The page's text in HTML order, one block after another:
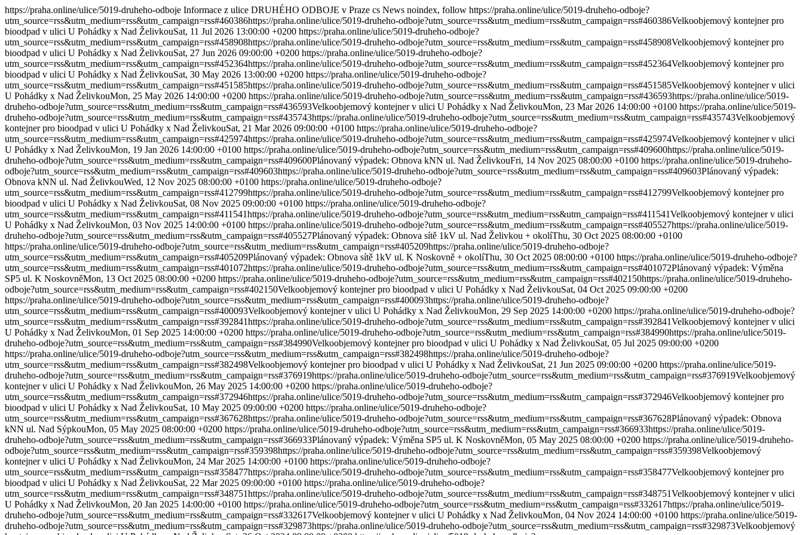
https://praha.online/ulice/5019-druheho-odboje Informace z ulice DRUHÉHO ODBOJE v Praze cs News noindex, follow https://praha.online/ulice/5019-druheho-odboje?
utm_source=rss&utm_medium=rss&utm_campaign=rss#460386https://praha.online/ulice/5019-druheho-odboje?utm_source=rss&utm_medium=rss&utm_campaign=rss#460386Velkoobjemový kontejner pro
bioodpad v ulici U Pohádky x Nad ŽelivkouSat, 11 Jul 2026 13:00:00 +0200 https://praha.online/ulice/5019-druheho-odboje?
utm_source=rss&utm_medium=rss&utm_campaign=rss#458908https://praha.online/ulice/5019-druheho-odboje?utm_source=rss&utm_medium=rss&utm_campaign=rss#458908Velkoobjemový kontejner pro
bioodpad v ulici U Pohádky x Nad ŽelivkouSat, 27 Jun 2026 09:00:00 +0200 https://praha.online/ulice/5019-druheho-odboje?
utm_source=rss&utm_medium=rss&utm_campaign=rss#452364https://praha.online/ulice/5019-druheho-odboje?utm_source=rss&utm_medium=rss&utm_campaign=rss#452364Velkoobjemový kontejner pro
bioodpad v ulici U Pohádky x Nad ŽelivkouSat, 30 May 2026 13:00:00 +0200 https://praha.online/ulice/5019-druheho-odboje?
utm_source=rss&utm_medium=rss&utm_campaign=rss#451585https://praha.online/ulice/5019-druheho-odboje?utm_source=rss&utm_medium=rss&utm_campaign=rss#451585Velkoobjemový kontejner v ulici
U Pohádky x Nad ŽelivkouMon, 25 May 2026 14:00:00 +0200 https://praha.online/ulice/5019-druheho-odboje?utm_source=rss&utm_medium=rss&utm_campaign=rss#436593https://praha.online/ulice/5019-
druheho-odboje?utm_source=rss&utm_medium=rss&utm_campaign=rss#436593Velkoobjemový kontejner v ulici U Pohádky x Nad ŽelivkouMon, 23 Mar 2026 14:00:00 +0100 https://praha.online/ulice/5019-
druheho-odboje?utm_source=rss&utm_medium=rss&utm_campaign=rss#435743https://praha.online/ulice/5019-druheho-odboje?utm_source=rss&utm_medium=rss&utm_campaign=rss#435743Velkoobjemový
kontejner pro bioodpad v ulici U Pohádky x Nad ŽelivkouSat, 21 Mar 2026 09:00:00 +0100 https://praha.online/ulice/5019-druheho-odboje?
utm_source=rss&utm_medium=rss&utm_campaign=rss#425974https://praha.online/ulice/5019-druheho-odboje?utm_source=rss&utm_medium=rss&utm_campaign=rss#425974Velkoobjemový kontejner v ulici
U Pohádky x Nad ŽelivkouMon, 19 Jan 2026 14:00:00 +0100 https://praha.online/ulice/5019-druheho-odboje?utm_source=rss&utm_medium=rss&utm_campaign=rss#409600https://praha.online/ulice/5019-
druheho-odboje?utm_source=rss&utm_medium=rss&utm_campaign=rss#409600Plánovaný výpadek: Obnova kNN ul. Nad ŽelivkouFri, 14 Nov 2025 08:00:00 +0100 https://praha.online/ulice/5019-druheho-
odboje?utm_source=rss&utm_medium=rss&utm_campaign=rss#409603https://praha.online/ulice/5019-druheho-odboje?utm_source=rss&utm_medium=rss&utm_campaign=rss#409603Plánovaný výpadek:
Obnova kNN ul. Nad ŽelivkouWed, 12 Nov 2025 08:00:00 +0100 https://praha.online/ulice/5019-druheho-odboje?
utm_source=rss&utm_medium=rss&utm_campaign=rss#412799https://praha.online/ulice/5019-druheho-odboje?utm_source=rss&utm_medium=rss&utm_campaign=rss#412799Velkoobjemový kontejner pro
bioodpad v ulici U Pohádky x Nad ŽelivkouSat, 08 Nov 2025 09:00:00 +0100 https://praha.online/ulice/5019-druheho-odboje?
utm_source=rss&utm_medium=rss&utm_campaign=rss#411541https://praha.online/ulice/5019-druheho-odboje?utm_source=rss&utm_medium=rss&utm_campaign=rss#411541Velkoobjemový kontejner v ulici
U Pohádky x Nad ŽelivkouMon, 03 Nov 2025 14:00:00 +0100 https://praha.online/ulice/5019-druheho-odboje?utm_source=rss&utm_medium=rss&utm_campaign=rss#405527https://praha.online/ulice/5019-
druheho-odboje?utm_source=rss&utm_medium=rss&utm_campaign=rss#405527Plánovaný výpadek: Obnova sítě 1kV ul. Nad Želivkou + okolíThu, 30 Oct 2025 08:00:00 +0100
https://praha.online/ulice/5019-druheho-odboje?utm_source=rss&utm_medium=rss&utm_campaign=rss#405209https://praha.online/ulice/5019-druheho-odboje?
utm_source=rss&utm_medium=rss&utm_campaign=rss#405209Plánovaný výpadek: Obnova sítě 1kV ul. K Noskovně + okolíThu, 30 Oct 2025 08:00:00 +0100 https://praha.online/ulice/5019-druheho-odboje?
utm_source=rss&utm_medium=rss&utm_campaign=rss#401072https://praha.online/ulice/5019-druheho-odboje?utm_source=rss&utm_medium=rss&utm_campaign=rss#401072Plánovaný výpadek: Výměna
SP5 ul. K NoskovněMon, 13 Oct 2025 08:00:00 +0200 https://praha.online/ulice/5019-druheho-odboje?utm_source=rss&utm_medium=rss&utm_campaign=rss#402150https://praha.online/ulice/5019-druheho-
odboje?utm_source=rss&utm_medium=rss&utm_campaign=rss#402150Velkoobjemový kontejner pro bioodpad v ulici U Pohádky x Nad ŽelivkouSat, 04 Oct 2025 09:00:00 +0200
https://praha.online/ulice/5019-druheho-odboje?utm_source=rss&utm_medium=rss&utm_campaign=rss#400093https://praha.online/ulice/5019-druheho-odboje?
utm_source=rss&utm_medium=rss&utm_campaign=rss#400093Velkoobjemový kontejner v ulici U Pohádky x Nad ŽelivkouMon, 29 Sep 2025 14:00:00 +0200 https://praha.online/ulice/5019-druheho-odboje?
utm_source=rss&utm_medium=rss&utm_campaign=rss#392841https://praha.online/ulice/5019-druheho-odboje?utm_source=rss&utm_medium=rss&utm_campaign=rss#392841Velkoobjemový kontejner v ulici
U Pohádky x Nad ŽelivkouMon, 01 Sep 2025 14:00:00 +0200 https://praha.online/ulice/5019-druheho-odboje?utm_source=rss&utm_medium=rss&utm_campaign=rss#384990https://praha.online/ulice/5019-
druheho-odboje?utm_source=rss&utm_medium=rss&utm_campaign=rss#384990Velkoobjemový kontejner pro bioodpad v ulici U Pohádky x Nad ŽelivkouSat, 05 Jul 2025 09:00:00 +0200
https://praha.online/ulice/5019-druheho-odboje?utm_source=rss&utm_medium=rss&utm_campaign=rss#382498https://praha.online/ulice/5019-druheho-odboje?
utm_source=rss&utm_medium=rss&utm_campaign=rss#382498Velkoobjemový kontejner pro bioodpad v ulici U Pohádky x Nad ŽelivkouSat, 21 Jun 2025 09:00:00 +0200 https://praha.online/ulice/5019-
druheho-odboje?utm_source=rss&utm_medium=rss&utm_campaign=rss#376919https://praha.online/ulice/5019-druheho-odboje?utm_source=rss&utm_medium=rss&utm_campaign=rss#376919Velkoobjemový
kontejner v ulici U Pohádky x Nad ŽelivkouMon, 26 May 2025 14:00:00 +0200 https://praha.online/ulice/5019-druheho-odboje?
utm_source=rss&utm_medium=rss&utm_campaign=rss#372946https://praha.online/ulice/5019-druheho-odboje?utm_source=rss&utm_medium=rss&utm_campaign=rss#372946Velkoobjemový kontejner pro
bioodpad v ulici U Pohádky x Nad ŽelivkouSat, 10 May 2025 09:00:00 +0200 https://praha.online/ulice/5019-druheho-odboje?
utm_source=rss&utm_medium=rss&utm_campaign=rss#367628https://praha.online/ulice/5019-druheho-odboje?utm_source=rss&utm_medium=rss&utm_campaign=rss#367628Plánovaný výpadek: Obnova
kNN ul. Nad SýpkouMon, 05 May 2025 08:00:00 +0200 https://praha.online/ulice/5019-druheho-odboje?utm_source=rss&utm_medium=rss&utm_campaign=rss#366933https://praha.online/ulice/5019-
druheho-odboje?utm_source=rss&utm_medium=rss&utm_campaign=rss#366933Plánovaný výpadek: Výměna SP5 ul. K NoskovněMon, 05 May 2025 08:00:00 +0200 https://praha.online/ulice/5019-druheho-
odboje?utm_source=rss&utm_medium=rss&utm_campaign=rss#359398https://praha.online/ulice/5019-druheho-odboje?utm_source=rss&utm_medium=rss&utm_campaign=rss#359398Velkoobjemový
kontejner v ulici U Pohádky x Nad ŽelivkouMon, 24 Mar 2025 14:00:00 +0100 https://praha.online/ulice/5019-druheho-odboje?
utm_source=rss&utm_medium=rss&utm_campaign=rss#358477https://praha.online/ulice/5019-druheho-odboje?utm_source=rss&utm_medium=rss&utm_campaign=rss#358477Velkoobjemový kontejner pro
bioodpad v ulici U Pohádky x Nad ŽelivkouSat, 22 Mar 2025 09:00:00 +0100 https://praha.online/ulice/5019-druheho-odboje?
utm_source=rss&utm_medium=rss&utm_campaign=rss#348751https://praha.online/ulice/5019-druheho-odboje?utm_source=rss&utm_medium=rss&utm_campaign=rss#348751Velkoobjemový kontejner v ulici
U Pohádky x Nad ŽelivkouMon, 20 Jan 2025 14:00:00 +0100 https://praha.online/ulice/5019-druheho-odboje?utm_source=rss&utm_medium=rss&utm_campaign=rss#332617https://praha.online/ulice/5019-
druheho-odboje?utm_source=rss&utm_medium=rss&utm_campaign=rss#332617Velkoobjemový kontejner v ulici U Pohádky x Nad ŽelivkouMon, 04 Nov 2024 14:00:00 +0100 https://praha.online/ulice/5019-
druheho-odboje?utm_source=rss&utm_medium=rss&utm_campaign=rss#329873https://praha.online/ulice/5019-druheho-odboje?utm_source=rss&utm_medium=rss&utm_campaign=rss#329873Velkoobjemový